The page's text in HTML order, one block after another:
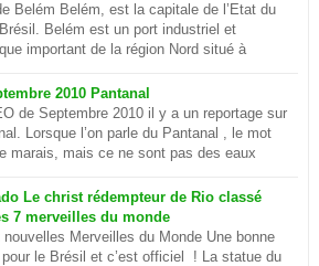
Belém Belém, est la capitale de l’Etat du
Belém est un port industriel et
important de la région Nord situé à
sur la rivière Parà qui fait partie de
du delta du plus […]
2010 Pantanal
de Septembre 2010 il y a un reportage sur
Lorsque l’on parle du Pantanal , le mot
marais, mais ce ne sont pas des eaux
est un paradis sur terre, c’est aussi
Le christ rédempteur de Rio classé
7 merveilles du monde
nouvelles Merveilles du Monde Une bonne
pour le Brésil et c’est officiel ! La statue du